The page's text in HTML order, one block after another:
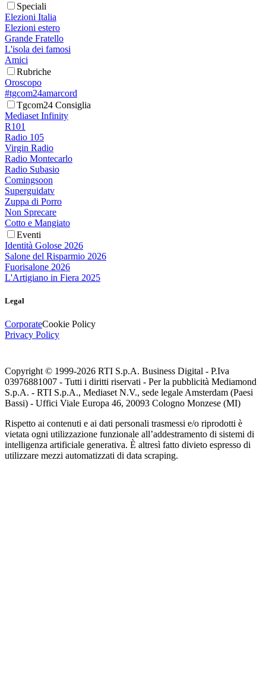
Speciali
Elezioni Italia
Elezioni estero
Grande Fratello
L'isola dei famosi
Amici
Rubriche
Oroscopo
#tgcom24amarcord
Tgcom24 Consiglia
Mediaset Infinity
R101
Radio 105
Virgin Radio
Radio Montecarlo
Radio Subasio
Comingsoon
Superguidatv
Zuppa di Porro
Non Sprecare
Cotto e Mangiato
Eventi
Identità Golose 2026
Salone del Risparmio 2026
Fuorisalone 2026
L'Artigiano in Fiera 2025
Legal
CorporateCookie Policy
Privacy Policy
Copyright © 1999-2026 RTI S.p.A. Business Digital - P.Iva
03976881007 - Tutti i diritti riservati - Per la pubblicità Mediamond
S.p.A. - RTI S.p.A., Mediaset N.V., sede legale Amsterdam (Paesi
Bassi) - Uffici Viale Europa 46, 20093 Cologno Monzese (MI)
Rispetto ai contenuti e ai dati personali trasmessi e/o riprodotti è
vietata ogni utilizzazione funzionale all’addestramento di sistemi di
intelligenza artificiale generativa. È altresì fatto divieto espresso di
utilizzare mezzi automatizzati di data scraping.